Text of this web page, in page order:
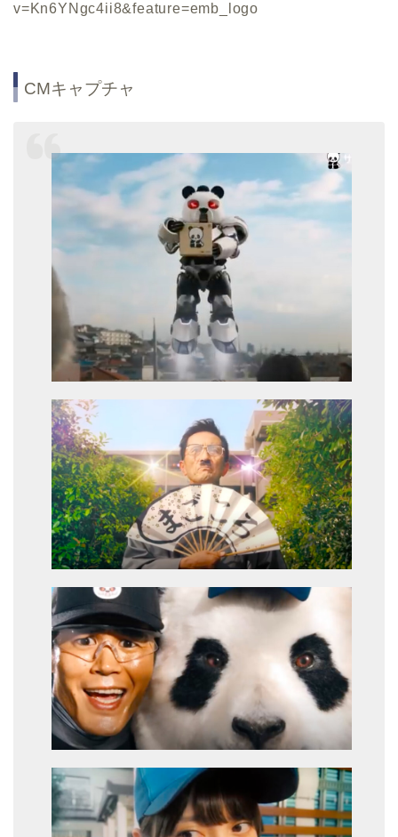
v=Kn6YNgc4ii8&feature=emb_logo
CMキャプチャ